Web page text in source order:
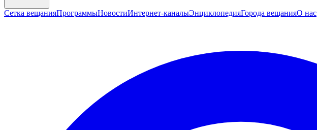
Сетка вещанияПрограммыНовостиИнтернет-каналыЭнциклопедияГорода вещанияО нас